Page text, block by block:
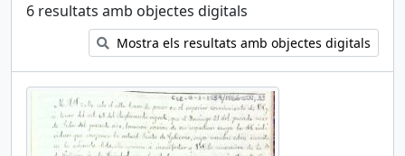
6 resultats amb objectes digitals
Mostra els resultats amb objectes digitals